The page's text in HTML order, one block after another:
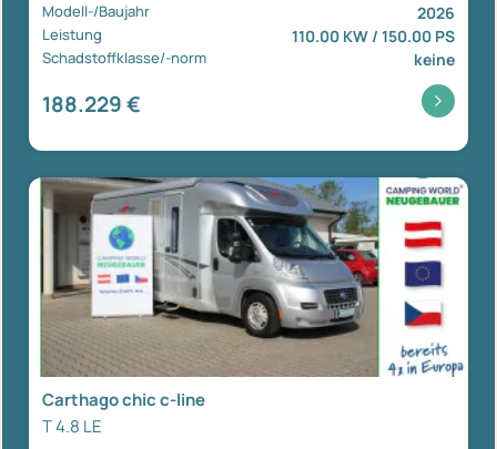
Modell-/Baujahr 2026
Leistung 110.00 KW / 150.00 PS
Schadstoffklasse/-norm keine
188.229 €
Carthago chic c-line
T 4.8 LE